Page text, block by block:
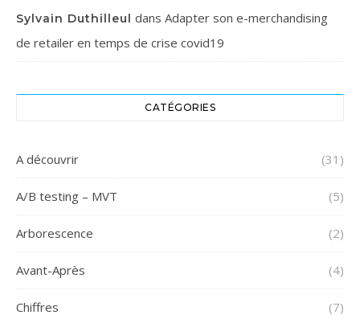
Sylvain Duthilleul dans Adapter son e-merchandising
de retailer en temps de crise covid19
CATÉGORIES
A découvrir (31)
A/B testing – MVT (5)
Arborescence (2)
Avant-Après (4)
Chiffres (7)